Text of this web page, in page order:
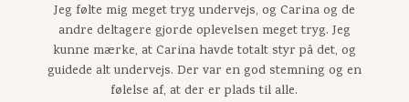
Jeg følte mig meget tryg undervejs, og Carina og de
andre deltagere gjorde oplevelsen meget tryg. Jeg
kunne mærke, at Carina havde totalt styr på det, og
guidede alt undervejs. Der var en god stemning og en
følelse af, at der er plads til alle.